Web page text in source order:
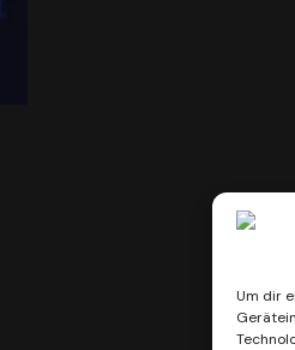
Um dir